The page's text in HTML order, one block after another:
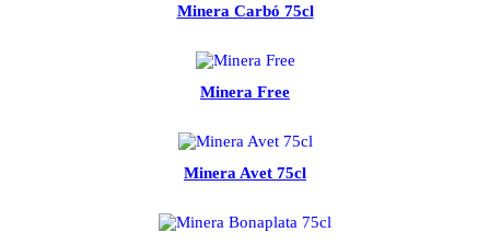
Minera Carbó 75cl
Minera Free
Minera Avet 75cl